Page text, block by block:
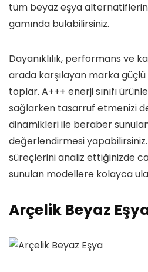
tüm beyaz eşya
gamında bulabilirsiniz.
Dayanıklılık, performans ve
arada karşılayan marka
toplar. A+++ enerji sınıfı
sağlarken tasarruf etmenizi
dinamikleri ile beraber
değerlendirmesi
süreçlerini analiz ettiğinizde
sunulan modellere kolayca
Arçelik Beyaz